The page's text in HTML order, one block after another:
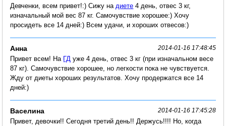
Девченки, всем привет!:) Сижу на диете 4 день, отвес 3 кг,
изначальный мой вес 87 кг. Самочувствие хорошее:) Хочу
просидеть все 14 дней:) Всем удачи, и хороших отвесов:)
Анна 2014-01-16 17:48:45
Привет всем! На ГД уже 4 день, отвес 3 кг (при изначальном весе
87 кг). Самочувствие хорошее, но легкости пока не чувствуется.
Жду от диеты хороших результатов. Хочу продержатся все 14
дней:)
Васелина 2014-01-16 17:45:28
Привет, девочки!! Сегодня третий день!! Держусь!!!! Но, когда